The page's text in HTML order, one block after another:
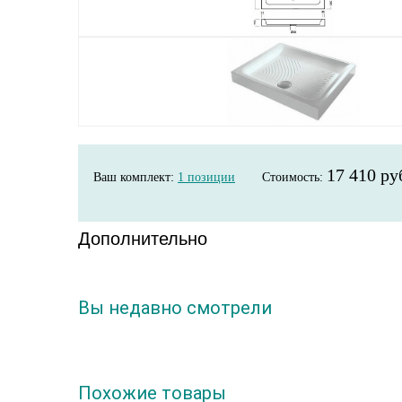
Ваш комплект: 1 позиции Стоимость: 17 410
Дополнительно
Вы недавно смотрели
Похожие товары